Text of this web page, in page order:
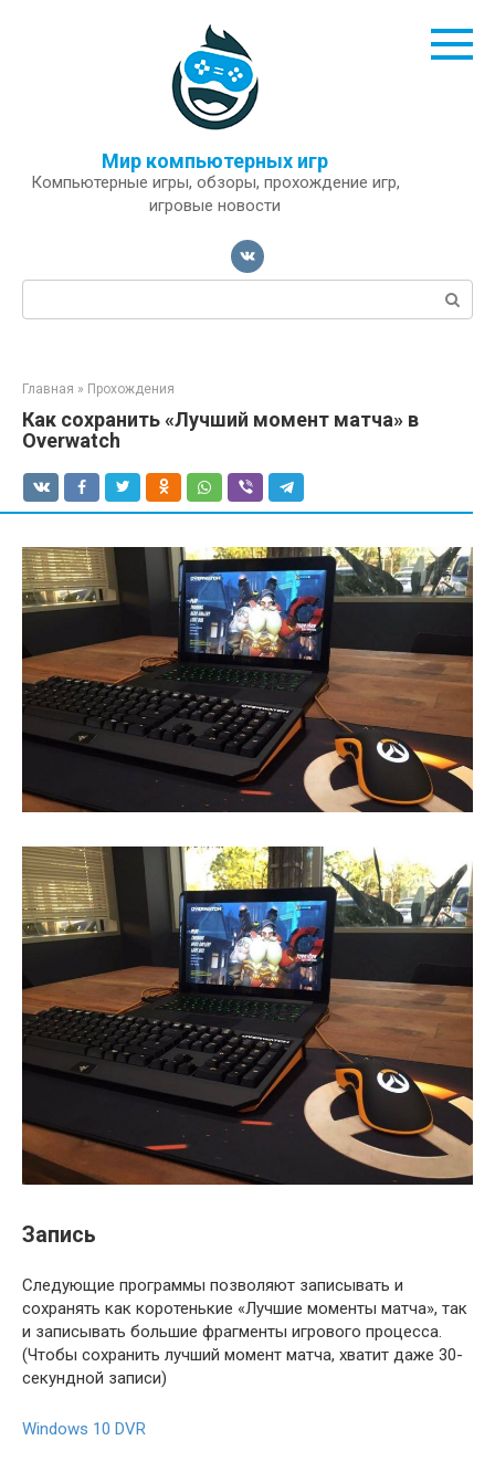
Мир компьютерных игр
Компьютерные игры, обзоры, прохождение игр,
игровые новости
Поиск:
Главная » Прохождения
Как сохранить «Лучший момент матча» в
Overwatch
Запись
Следующие программы позволяют записывать и
сохранять как коротенькие «Лучшие моменты матча», так
и записывать большие фрагменты игрового процесса.
(Чтобы сохранить лучший момент матча, хватит даже 30-
секундной записи)
Windows 10 DVR